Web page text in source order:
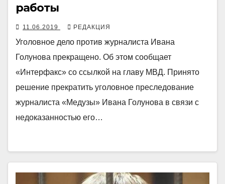
работы
11.06.2019 РЕДАКЦИЯ
Уголовное дело против журналиста Ивана
Голунова прекращено. Об этом сообщает
«Интерфакс» со ссылкой на главу МВД. Принято
решение прекратить уголовное преследование
журналиста «Медузы» Ивана Голунова в связи с
недоказанностью его…